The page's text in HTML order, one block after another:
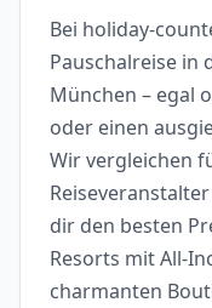
Bei holiday-
Pauschalreise in
München – egal
oder einen
Wir vergleichen
dir den besten
Resorts mit All-
charmanten